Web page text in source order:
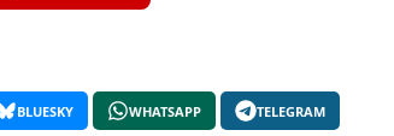
BLUESKY WHATSAPP TELEGRAM